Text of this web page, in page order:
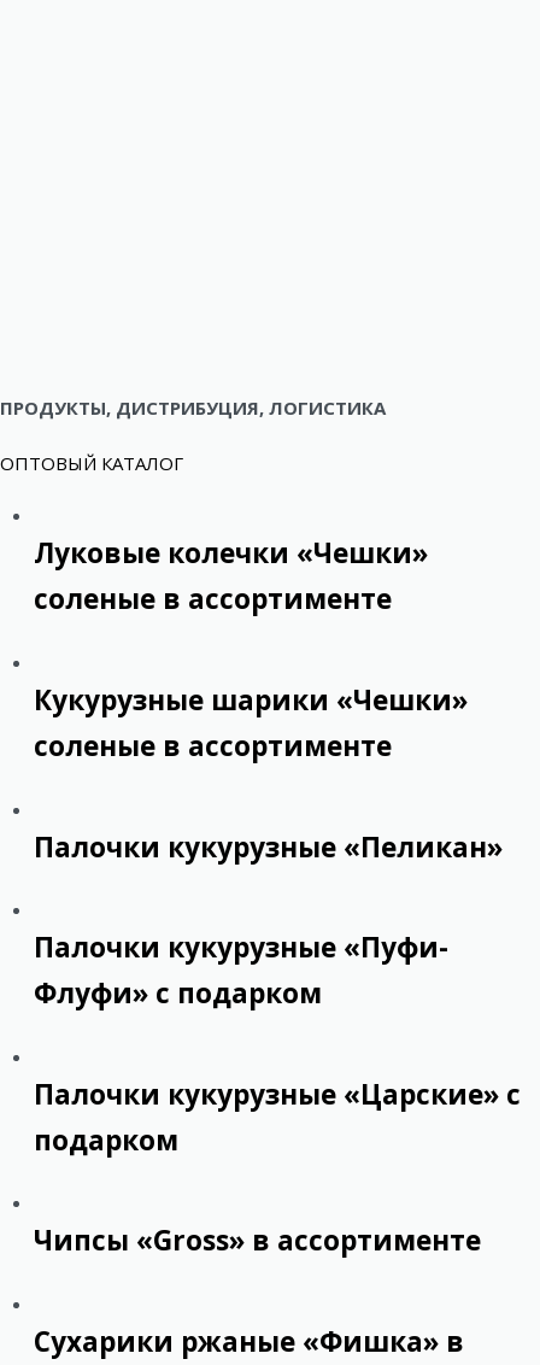
ПРОДУКТЫ, ДИСТРИБУЦИЯ, ЛОГИСТИКА
ОПТОВЫЙ КАТАЛОГ
Луковые колечки «Чешки»
соленые в ассортименте
Кукурузные шарики «Чешки»
соленые в ассортименте
Палочки кукурузные «Пеликан»
Палочки кукурузные «Пуфи-
Флуфи» с подарком
Палочки кукурузные «Царские» с
подарком
Чипсы «Gross» в ассортименте
Сухарики ржаные «Фишка» в